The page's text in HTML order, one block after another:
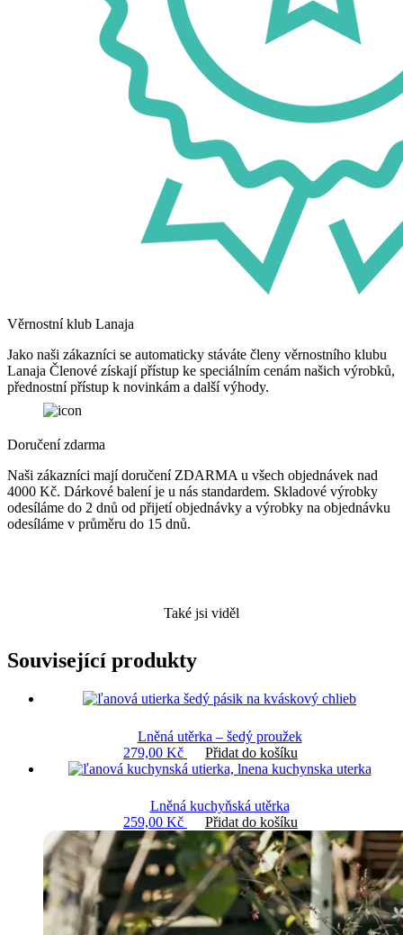
Věrnostní klub Lanaja
Jako naši zákazníci se automaticky stáváte členy věrnostního klubu
Lanaja Členové získají přístup ke speciálním cenám našich výrobků,
přednostní přístup k novinkám a další výhody.
Doručení zdarma
Naši zákazníci mají doručení ZDARMA u všech objednávek nad
4000 Kč. Dárkové balení je u nás standardem. Skladové výrobky
odesíláme do 2 dnů od přijetí objednávky a výrobky na objednávku
odesíláme v průměru do 15 dnů.
Také jsi viděl
Související produkty
Lněná utěrka – šedý proužek
279,00 Kč Přidat do košíku
Lněná kuchyňská utěrka
259,00 Kč Přidat do košíku